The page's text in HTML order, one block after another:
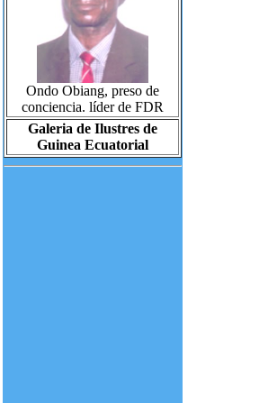
Ondo Obiang, preso de
conciencia. líder de FDR
Galeria de Ilustres de
Guinea Ecuatorial